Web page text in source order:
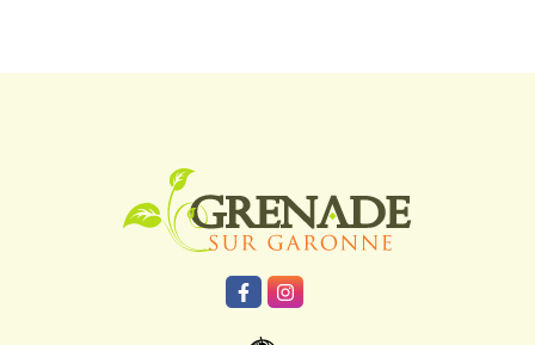
Lien vers le compte Facebook
Lien vers le compte